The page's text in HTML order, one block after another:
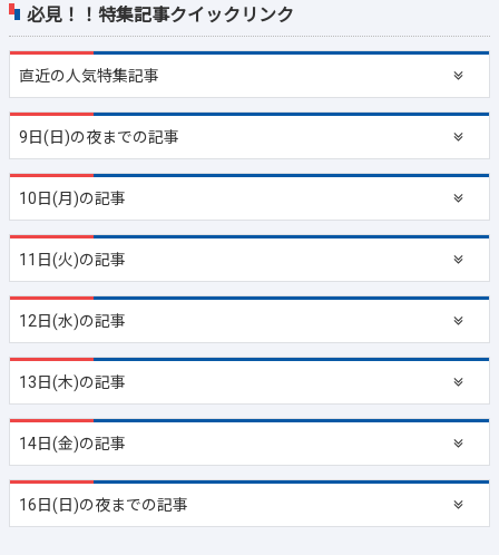
必見！！特集記事クイックリンク
直近の人気特集記事
9日(日)の夜までの記事
10日(月)の記事
11日(火)の記事
12日(水)の記事
13日(木)の記事
14日(金)の記事
16日(日)の夜までの記事